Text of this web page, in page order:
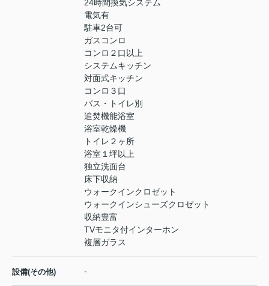
24時間換気システム
電気有
駐車2台可
ガスコンロ
コンロ２口以上
システムキッチン
対面式キッチン
コンロ３口
バス・トイレ別
追焚機能浴室
浴室乾燥機
トイレ２ヶ所
浴室１坪以上
独立洗面台
床下収納
ウォークインクロゼット
ウォークインシューズクロゼット
収納豊富
TVモニタ付インターホン
複層ガラス
設備(その他) -